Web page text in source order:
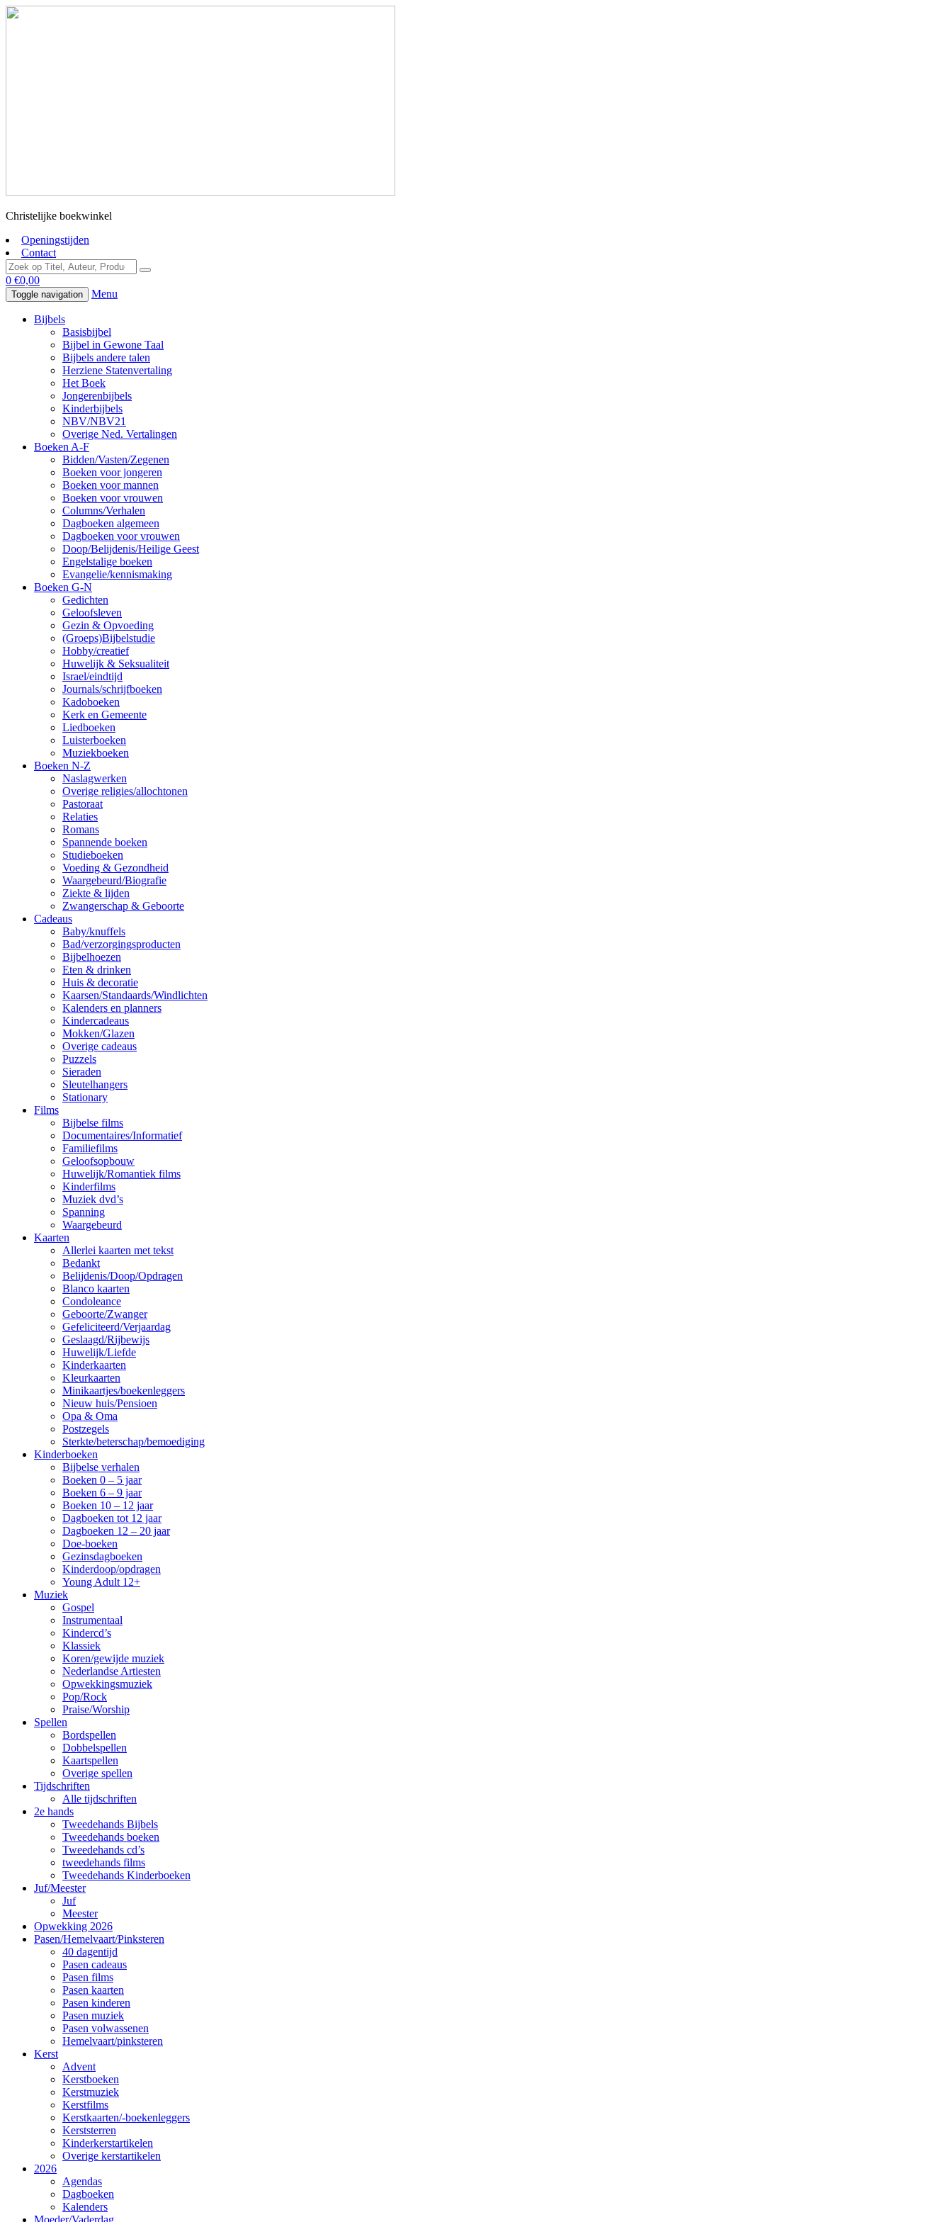
Christelijke boekwinkel
Openingstijden
Contact
0 €0,00
Toggle navigation Menu
Bijbels
Basisbijbel
Bijbel in Gewone Taal
Bijbels andere talen
Herziene Statenvertaling
Het Boek
Jongerenbijbels
Kinderbijbels
NBV/NBV21
Overige Ned. Vertalingen
Boeken A-F
Bidden/Vasten/Zegenen
Boeken voor jongeren
Boeken voor mannen
Boeken voor vrouwen
Columns/Verhalen
Dagboeken algemeen
Dagboeken voor vrouwen
Doop/Belijdenis/Heilige Geest
Engelstalige boeken
Evangelie/kennismaking
Boeken G-N
Gedichten
Geloofsleven
Gezin & Opvoeding
(Groeps)Bijbelstudie
Hobby/creatief
Huwelijk & Seksualiteit
Israel/eindtijd
Journals/schrijfboeken
Kadoboeken
Kerk en Gemeente
Liedboeken
Luisterboeken
Muziekboeken
Boeken N-Z
Naslagwerken
Overige religies/allochtonen
Pastoraat
Relaties
Romans
Spannende boeken
Studieboeken
Voeding & Gezondheid
Waargebeurd/Biografie
Ziekte & lijden
Zwangerschap & Geboorte
Cadeaus
Baby/knuffels
Bad/verzorgingsproducten
Bijbelhoezen
Eten & drinken
Huis & decoratie
Kaarsen/Standaards/Windlichten
Kalenders en planners
Kindercadeaus
Mokken/Glazen
Overige cadeaus
Puzzels
Sieraden
Sleutelhangers
Stationary
Films
Bijbelse films
Documentaires/Informatief
Familiefilms
Geloofsopbouw
Huwelijk/Romantiek films
Kinderfilms
Muziek dvd’s
Spanning
Waargebeurd
Kaarten
Allerlei kaarten met tekst
Bedankt
Belijdenis/Doop/Opdragen
Blanco kaarten
Condoleance
Geboorte/Zwanger
Gefeliciteerd/Verjaardag
Geslaagd/Rijbewijs
Huwelijk/Liefde
Kinderkaarten
Kleurkaarten
Minikaartjes/boekenleggers
Nieuw huis/Pensioen
Opa & Oma
Postzegels
Sterkte/beterschap/bemoediging
Kinderboeken
Bijbelse verhalen
Boeken 0 – 5 jaar
Boeken 6 – 9 jaar
Boeken 10 – 12 jaar
Dagboeken tot 12 jaar
Dagboeken 12 – 20 jaar
Doe-boeken
Gezinsdagboeken
Kinderdoop/opdragen
Young Adult 12+
Muziek
Gospel
Instrumentaal
Kindercd’s
Klassiek
Koren/gewijde muziek
Nederlandse Artiesten
Opwekkingsmuziek
Pop/Rock
Praise/Worship
Spellen
Bordspellen
Dobbelspellen
Kaartspellen
Overige spellen
Tijdschriften
Alle tijdschriften
2e hands
Tweedehands Bijbels
Tweedehands boeken
Tweedehands cd’s
tweedehands films
Tweedehands Kinderboeken
Juf/Meester
Juf
Meester
Opwekking 2026
Pasen/Hemelvaart/Pinksteren
40 dagentijd
Pasen cadeaus
Pasen films
Pasen kaarten
Pasen kinderen
Pasen muziek
Pasen volwassenen
Hemelvaart/pinksteren
Kerst
Advent
Kerstboeken
Kerstmuziek
Kerstfilms
Kerstkaarten/-boekenleggers
Kerststerren
Kinderkerstartikelen
Overige kerstartikelen
2026
Agendas
Dagboeken
Kalenders
Moeder/Vaderdag